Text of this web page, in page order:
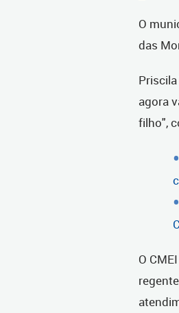
O
das
agora
filho",
O